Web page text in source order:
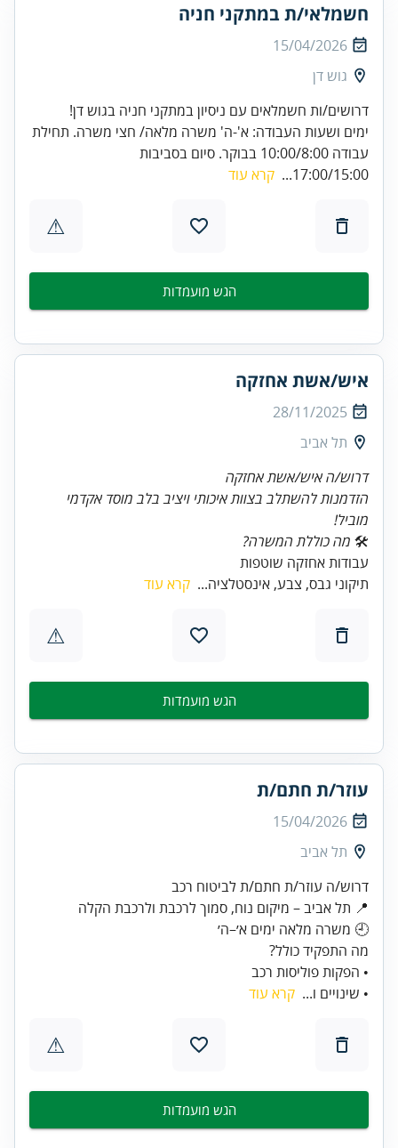
חשמלאי/ת במתקני חניה
15/04/2026
גוש דן
דרושים/ות חשמלאים עם ניסיון במתקני חניה בגוש דן!
ימים ושעות העבודה: א'-ה' משרה מלאה/ חצי משרה. תחילת
עבודה 10:00/8:00 בבוקר. סיום בסביבות
17:00/15:00...
קרא עוד
⚠
הגש מועמדות
איש/אשת אחזקה
28/11/2025
תל אביב
דרוש/ה איש/אשת אחזקה
הזדמנות להשתלב בצוות איכותי ויציב בלב מוסד אקדמי
מוביל!
🛠 מה כוללת המשרה?
עבודות אחזקה שוטפות
תיקוני גבס, צבע, אינסטלציה... קרא עוד
⚠
הגש מועמדות
עוזר/ת חתם/ת
15/04/2026
תל אביב
• הפקות פוליסות רכב
• שינויים ו... קרא עוד
⚠
הגש מועמדות